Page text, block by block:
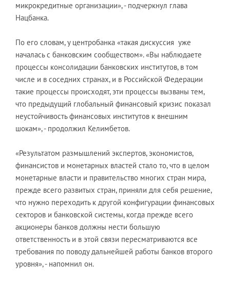
микрокредитные организации», - подчеркнул глава
Нацбанка.
По его словам, у центробанка «такая дискуссия уже
началась с банковским сообществом». «Вы наблюдаете
процессы консолидации банковских институтов, в том
числе и в соседних странах, и в Российской Федерации
такие процессы происходят, эти процессы вызваны тем,
что предыдущий глобальный финансовый кризис показал
неустойчивость финансовых институтов к внешним
шокам», - продолжил Келимбетов.
«Результатом размышлений экспертов, экономистов,
финансистов и монетарных властей стало то, что в целом
монетарные власти и правительство многих стран мира,
прежде всего развитых стран, приняли для себя решение,
что нужно переходить к другой конфигурации финансовых
секторов и банковской системы, когда прежде всего
акционеры банков должны нести большую
ответственность и в этой связи пересматриваются все
требования по поводу дальнейшей работы банков второго
уровня», - напомнил он.